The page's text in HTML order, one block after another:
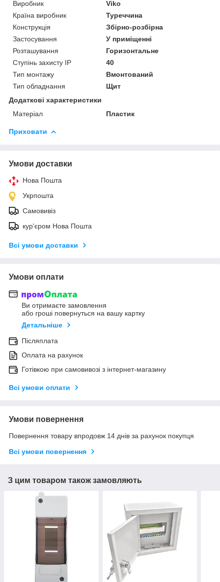
Виробник
Viko
Країна виробник
Туреччина
Конструкція
Збірно-розбірна
Застосування
У приміщенні
Розташування
Горизонтальне
Ступінь захисту IP
40
Тип монтажу
Вмонтований
Тип обладнання
Щит
Додаткові характеристики
Матеріал
Пластик
Приховати
Умови доставки
Нова Пошта
Укрпошта
Самовивіз
кур'єром Нова Пошта
Всі умови доставки
Умови оплати
Ви отримаєте замовлення
або гроші повернуться на вашу картку
Детальніше
Післяплата
Оплата на рахунок
Готівкою при самовивозі з інтернет-магазину
Всі умови оплати
Умови повернення
Повернення товару впродовж 14 днів за рахунок покупця
Всі умови повернення
З цим товаром також замовляють